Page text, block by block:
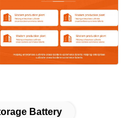
Battery